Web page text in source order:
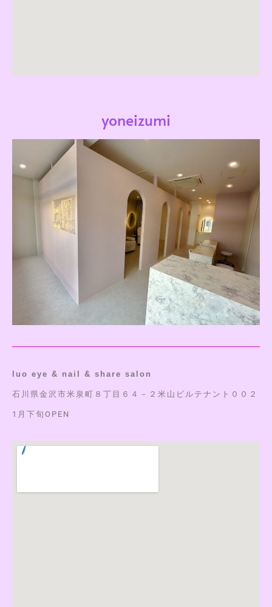
yoneizumi
luo eye & nail & share salon
石川県金沢市米泉町８丁目６４－２米山ビルテナント００２
1月下旬OPEN